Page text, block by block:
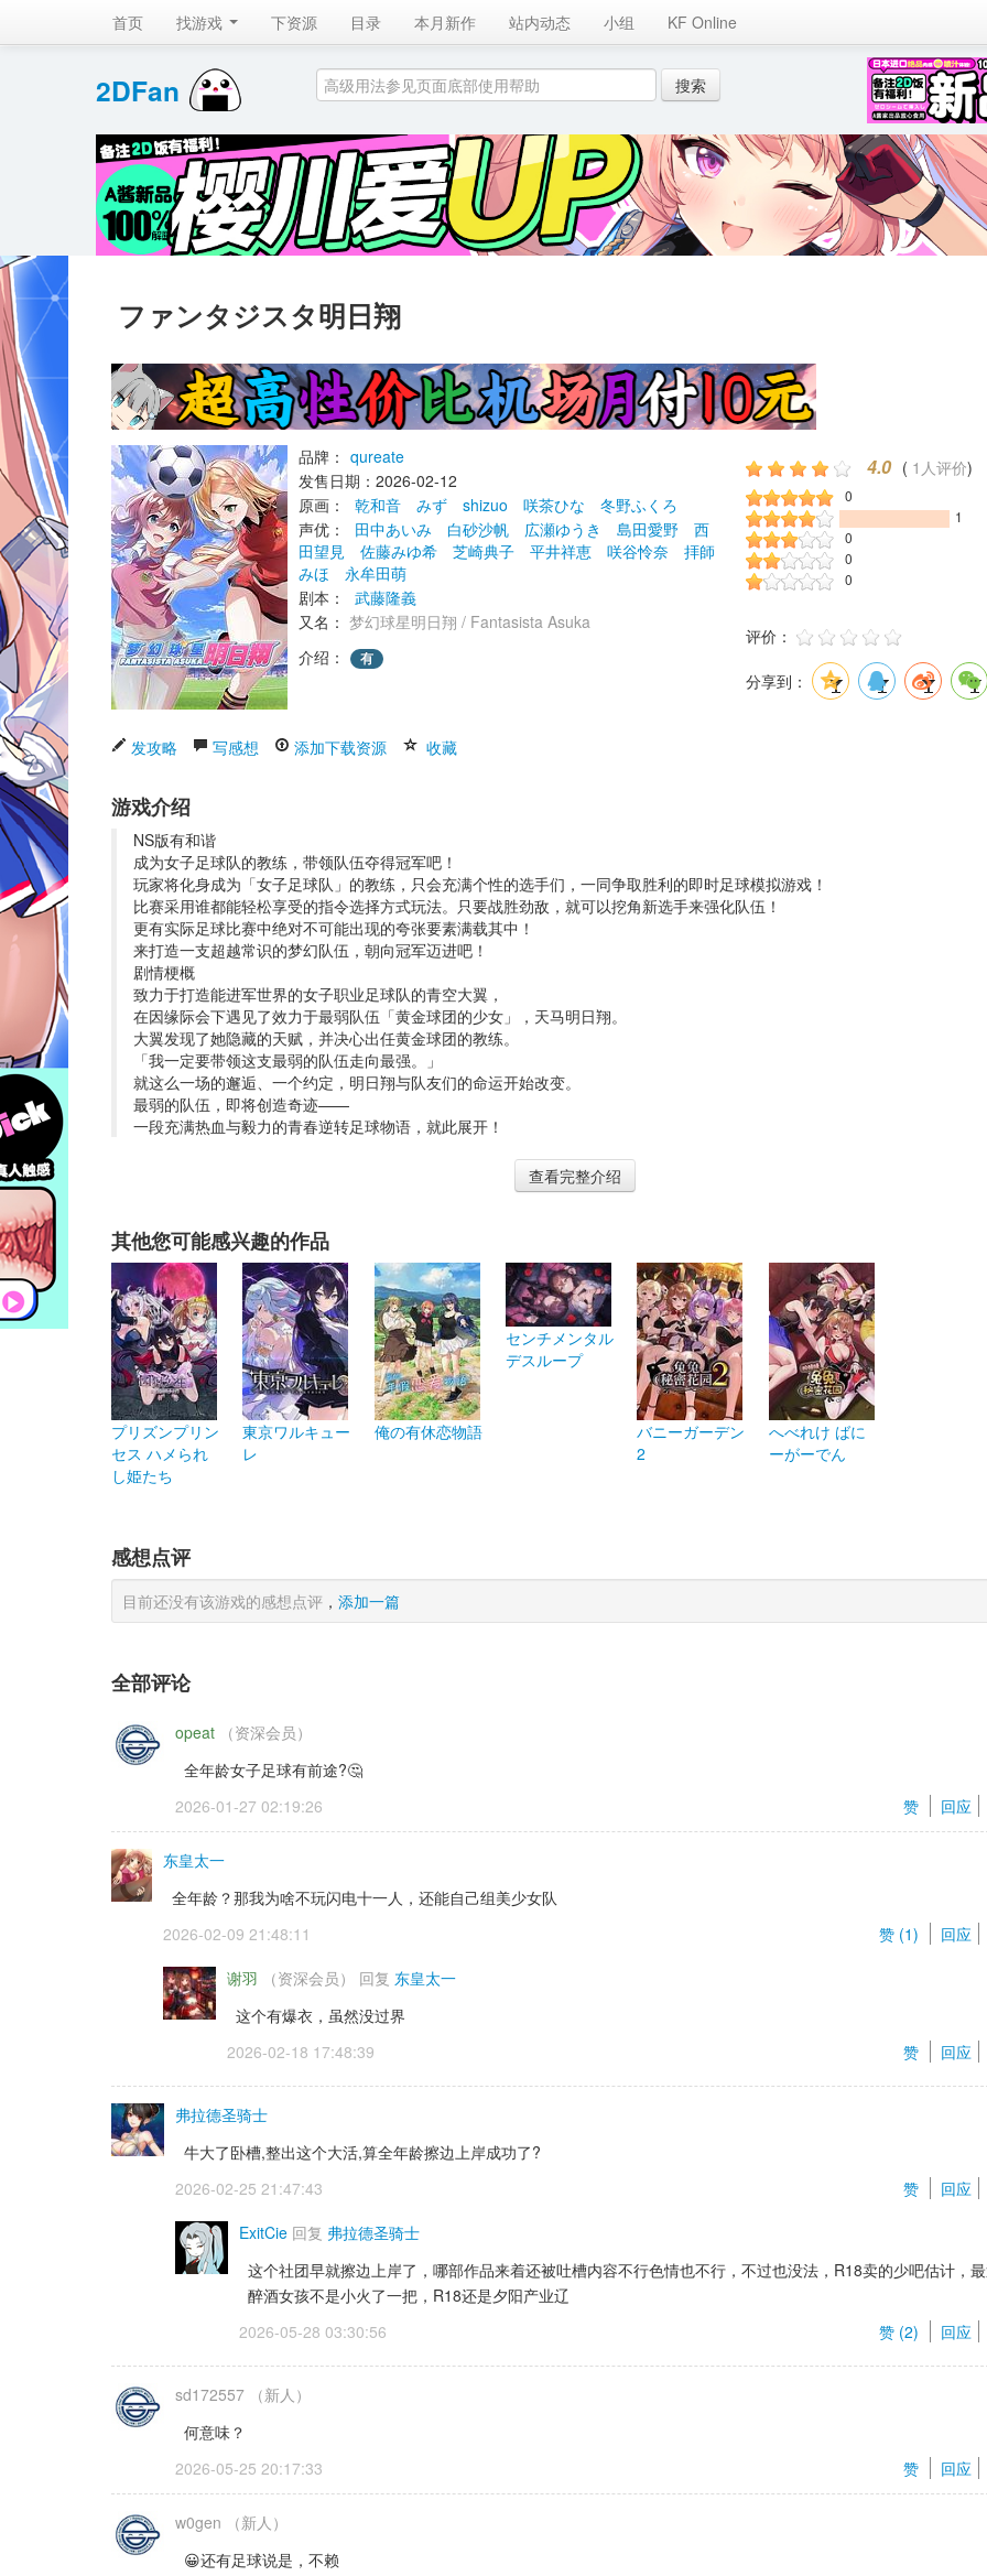
首页 找游戏 下资源 目录 本月新作 站内动态 小组 KF Online
2DFan
ファンタジスタ明日翔
品牌： qureate
发售日期：2026-02-12
原画：
乾和音 みず shizuo 咲茶ひな
冬野ふくろ
声优：
田中あいみ 白砂沙帆 広瀬ゆうき 島田愛野
西
田望見
佐藤みゆ希 芝崎典子 平井祥恵 咲谷怜奈
拝師
みほ
永牟田萌
剧本：
武藤隆義
又名： 梦幻球星明日翔 / Fantasista Asuka
介绍：
有
4.0 ( 1人评价)
0
1
0
0
0
评价：
分享到：
发攻略 写感想 添加下载资源 收藏
游戏介绍
NS版有和谐
成为女子足球队的教练，带领队伍夺得冠军吧！
玩家将化身成为「女子足球队」的教练，只会充满个性的选手们，一同争取胜利的即时足球模拟游戏！
比赛采用谁都能轻松享受的指令选择方式玩法。只要战胜劲敌，就可以挖角新选手来强化队伍！
更有实际足球比赛中绝对不可能出现的夸张要素满载其中！
来打造一支超越常识的梦幻队伍，朝向冠军迈进吧！
剧情梗概
致力于打造能进军世界的女子职业足球队的青空大翼，
在因缘际会下遇见了效力于最弱队伍「黄金球团的少女」，天马明日翔。
大翼发现了她隐藏的天赋，并决心出任黄金球团的教练。
「我一定要带领这支最弱的队伍走向最强。」
就这么一场的邂逅、一个约定，明日翔与队友们的命运开始改变。
最弱的队伍，即将创造奇迹——
一段充满热血与毅力的青春逆转足球物语，就此展开！
查看完整介绍
其他您可能感兴趣的作品
プリズンプリン
セス ハメられ
し姫たち
東京ワルキュー
レ
俺の有休恋物語
センチメンタル
デスループ
バニーガーデン
2
へべれけ ばに
ーがーでん
感想点评
目前还没有该游戏的感想点评 ， 添加一篇
全部评论
opeat
（资深会员）
全年龄女子足球有前途?🤔
2026-01-27 02:19:26
赞 回应
东皇太一
全年龄？那我为啥不玩闪电十一人，还能自己组美少女队
2026-02-09 21:48:11
赞 (1) 回应
谢羽
（资深会员） 回复 东皇太一
这个有爆衣，虽然没过界
2026-02-18 17:48:39
赞 回应
弗拉德圣骑士
牛大了卧槽,整出这个大活,算全年龄擦边上岸成功了?
2026-02-25 21:47:43
赞 回应
ExitCie 回复 弗拉德圣骑士
这个社团早就擦边上岸了，哪部作品来着还被吐槽内容不行色情也不行，不过也没法，R18卖的少吧估计，
醉酒女孩不是小火了一把，R18还是夕阳产业辽
2026-05-28 03:30:56
赞 (2) 回应
sd172557
（新人）
何意味？
2026-05-25 20:17:33
赞 回应
w0gen
（新人）
😀还有足球说是，不赖